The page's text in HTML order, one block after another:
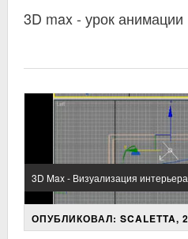
3D max - урок анимации
3D Max - Визуализация
ОПУБЛИКОВАЛ: SCALETTA,